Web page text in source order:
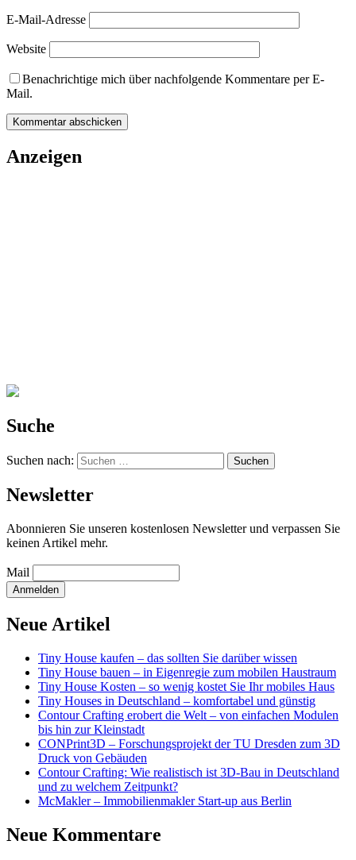
E-Mail-Adresse
Website
Benachrichtige mich über nachfolgende Kommentare per E-
Mail.
Anzeigen
Suche
Suchen nach:
Newsletter
Abonnieren Sie unseren kostenlosen Newsletter und verpassen Sie
keinen Artikel mehr.
Mail
Neue Artikel
Tiny House kaufen – das sollten Sie darüber wissen
Tiny House bauen – in Eigenregie zum mobilen Haustraum
Tiny House Kosten – so wenig kostet Sie Ihr mobiles Haus
Tiny Houses in Deutschland – komfortabel und günstig
Contour Crafting erobert die Welt – von einfachen Modulen
bis hin zur Kleinstadt
CONPrint3D – Forschungsprojekt der TU Dresden zum 3D
Druck von Gebäuden
Contour Crafting: Wie realistisch ist 3D-Bau in Deutschland
und zu welchem Zeitpunkt?
McMakler – Immobilienmakler Start-up aus Berlin
Neue Kommentare